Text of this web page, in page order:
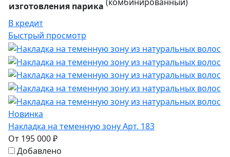
изготовления парика
В кредит
Быстрый просмотр
Новинка
Накладка на теменную зону Арт. 183
От 195 000 ₽
Добавлено